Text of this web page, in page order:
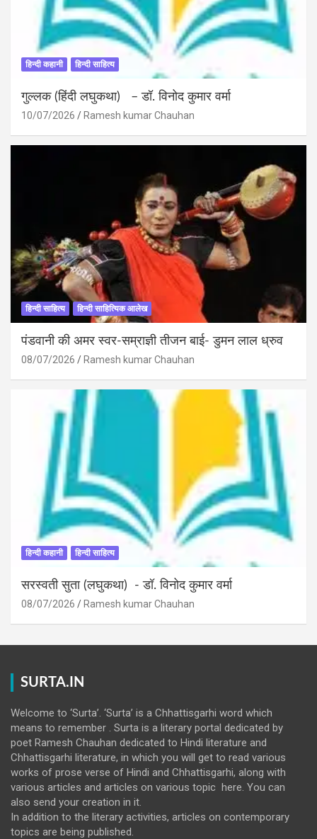
हिन्दी कहानी हिन्दी साहित्य
गुल्लक (हिंदी लघुकथा) – डॉ. विनोद कुमार वर्मा
10/07/2026 Ramesh kumar Chauhan
हिन्दी साहित्य हिन्दी साहित्यिक आलेख
पंडवानी की अमर स्वर-सम्राज्ञी तीजन बाई- डुमन लाल ध्रुव
08/07/2026 Ramesh kumar Chauhan
हिन्दी कहानी हिन्दी साहित्य
सरस्वती सुता (लघुकथा) ​- डॉ. विनोद कुमार वर्मा
08/07/2026 Ramesh kumar Chauhan
SURTA.IN
Welcome to ‘Surta’. ‘Surta’ is a Chhattisgarhi word which
means to remember . Surta is a literary portal dedicated by
poet Ramesh Chauhan dedicated to Hindi literature and
Chhattisgarhi literature, in which you will get to read various
works of prose verse of Hindi and Chhattisgarhi, along with
various articles and articles on various topic here. You can
also send your creation in it.
In addition to the literary activities, articles on contemporary
topics are being published.